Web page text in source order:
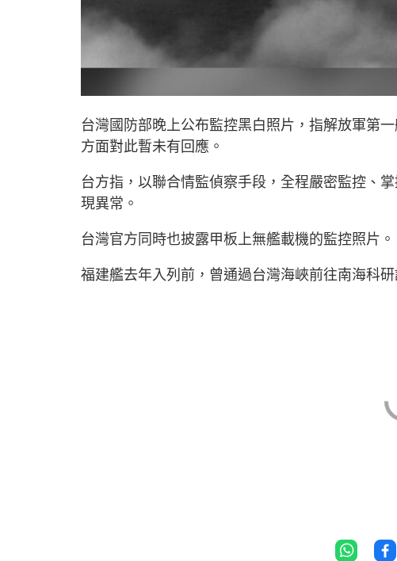
台灣國防部晚上公布監控黑白照片，指解放軍第
方面對此暫未有回應。
台方指，以聯合情監偵察手段，全程嚴密監控、
現異常。
台灣官方同時也披露甲板上無艦載機的監控照片。
福建艦去年入列前，曾通過台灣海峽前往南海科